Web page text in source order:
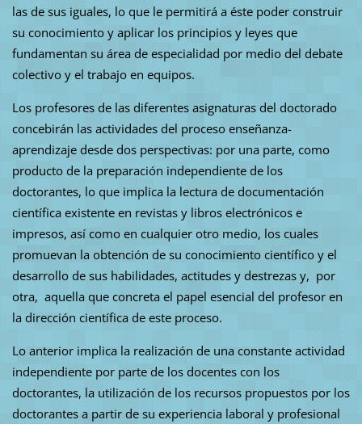
las de sus iguales, lo que le permitirá a éste poder construir
su conocimiento y aplicar los principios y leyes que
fundamentan su área de especialidad por medio del debate
colectivo y el trabajo en equipos.
Los profesores de las diferentes asignaturas del doctorado
concebirán las actividades del proceso enseñanza-
aprendizaje desde dos perspectivas: por una parte, como
producto de la preparación independiente de los
doctorantes, lo que implica la lectura de documentación
científica existente en revistas y libros electrónicos e
impresos, así como en cualquier otro medio, los cuales
promuevan la obtención de su conocimiento científico y el
desarrollo de sus habilidades, actitudes y destrezas y, por
otra, aquella que concreta el papel esencial del profesor en
la dirección científica de este proceso.
Lo anterior implica la realización de una constante actividad
independiente por parte de los docentes con los
doctorantes, la utilización de los recursos propuestos por los
doctorantes a partir de su experiencia laboral y profesional